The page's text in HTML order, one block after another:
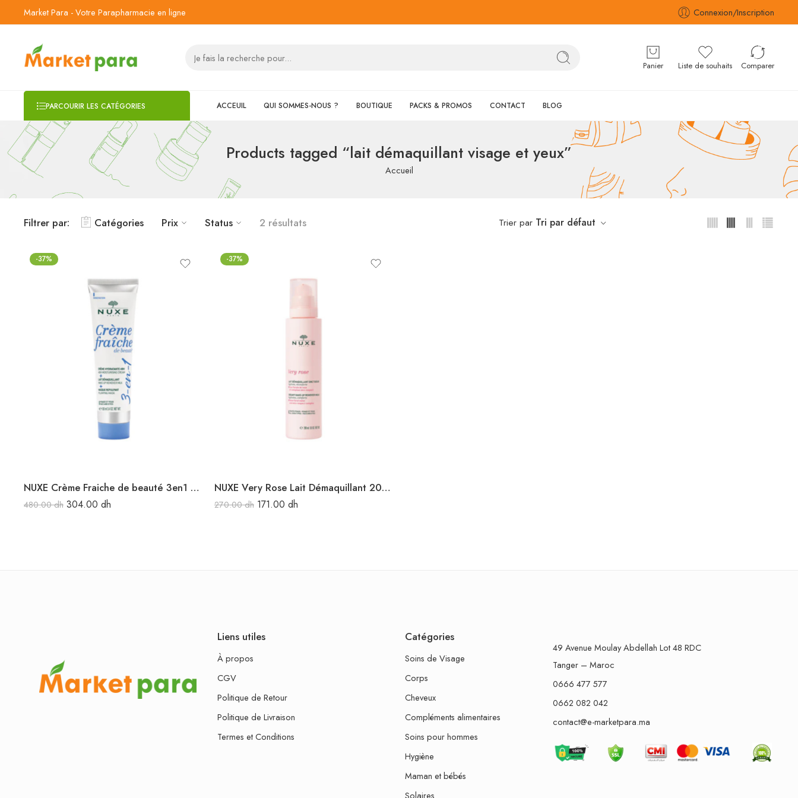
Market Para - Votre Parapharmacie en ligne Connexion/Inscription
Panier Liste de souhaits Comparer
PARCOURIR LES CATÉGORIES ACCEUIL QUI SOMMES-NOUS ? BOUTIQUE PACKS & PROMOS CONTACT BLOG
Products tagged “lait démaquillant visage et yeux”
Accueil
Filtrer par: Catégories Prix Status 2 résultats Trier par Tri par défaut
-37%
NUXE Crème Fraiche de beauté 3en1 100ML
480.00dh 304.00 dh
-37%
NUXE Very Rose Lait Démaquillant 200ML
270.00dh 171.00 dh
Liens utiles
À propos
CGV
Politique de Retour
Politique de Livraison
Termes et Conditions
Catégories
Soins de Visage
Corps
Cheveux
Compléments alimentaires
Soins pour hommes
Hygiène
Maman et bébés
Solaires
49 Avenue Moulay Abdellah Lot 48 RDC
Tanger – Maroc
0666 477 577
0662 082 042
contact@e-marketpara.ma